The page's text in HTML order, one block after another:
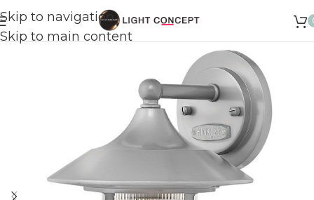
Skip to navigation
Skip to main content